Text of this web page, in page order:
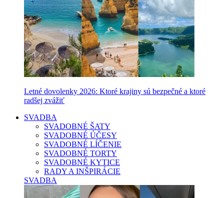
Letné dovolenky 2026: Ktoré krajiny sú bezpečné a ktoré
radšej zvážiť
SVADBA
SVADOBNÉ ŠATY
SVADOBNÉ ÚČESY
SVADOBNÉ LÍČENIE
SVADOBNÉ TORTY
SVADOBNÉ KYTICE
RADY A INŠPIRÁCIE
SVADBA